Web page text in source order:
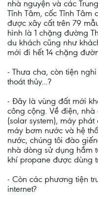
nhà nguyện và các
Tĩnh Tâm, cốc Tĩnh Tâm
được xây cất trên 79
hình là 1 chặng đường
du khách cũng như
mới đi hết 14 chặng
- Thưa cha, còn tiện
thoát thủy...?
- Đây là vùng đất mới
công cộng. Về điện,
(solar system), máy
máy bơm nước và hệ
nước, chúng tôi đào
nhà dòng sử dụng hầm
khí propane được dùng
- Còn các phương tiện
internet?